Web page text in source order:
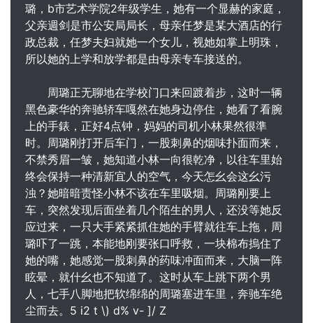
璐，b市艺术学院2年级学生，她有一个显赫的家庭，
父亲週剑是市公安局局长，母亲任梦是某大酒店的行
政总裁，任梦夫妇就她一个女儿，视她如掌上明珠，
所以她的上学和放学都是由母亲专车接送的。
周璐正无聊地在学校门口来回踱着步，这时一辆
黑色豪华的奔驰轿车嘎然在她身边停住，她看了看腕
上的手錶，正好4点钟，妈妈的司机小林果然很準
时。周璐刚打开后车门，一股刺鼻的烟味扑面而来，
不禁秀眉一皱，她知道小林一向很乾净，以往车里始
终会保持一种清新宜人的空气，今天怎幺会这幺污
浊？她暗暗责怪小林不该在车里吸烟。周璐刚要上
车，突然发现后面坐着几个陌生的男人，还没等她反
应过来，一只大手紧紧抓住她的手臂就往车上拖，周
璐吓了一跳，本能地刚要张口呼救，一块棉布摀住了
她的嘴，她感觉一股刺鼻的药味冲面而来，大脑一阵
眩晕，就什幺也不知道了。这时从车上跳下两个男
人，七手八脚地把软绵绵的周璐塞进车里，奔驰车绝
尘而去。5 i2 t \) d% v- ]/ Z